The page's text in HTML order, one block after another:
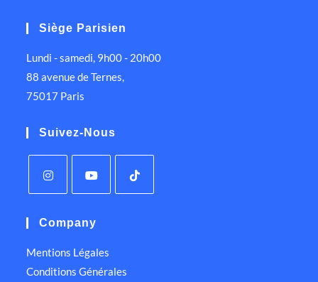
Siège Parisien
Lundi - samedi, 9h00 - 20h00
88 avenue de Ternes,
75017 Paris
Suivez-Nous
Company
Mentions Légales
Conditions Générales